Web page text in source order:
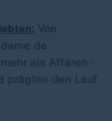
Von
de
als Affären -
prägten den Lauf